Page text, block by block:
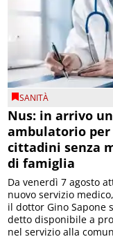
SANITÀ
Nus: in arrivo un
ambulatorio per
cittadini senza
di famiglia
Da venerdì 7 agosto
nuovo servizio
il dottor Gino Sapone
detto disponibile a
nel servizio alla